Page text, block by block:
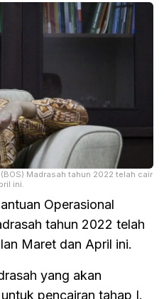
Madrasah tahun 2022 telah cair
ini.
Operasional
tahun 2022 telah
Maret dan April ini.
yang akan
pencairan tahap I.